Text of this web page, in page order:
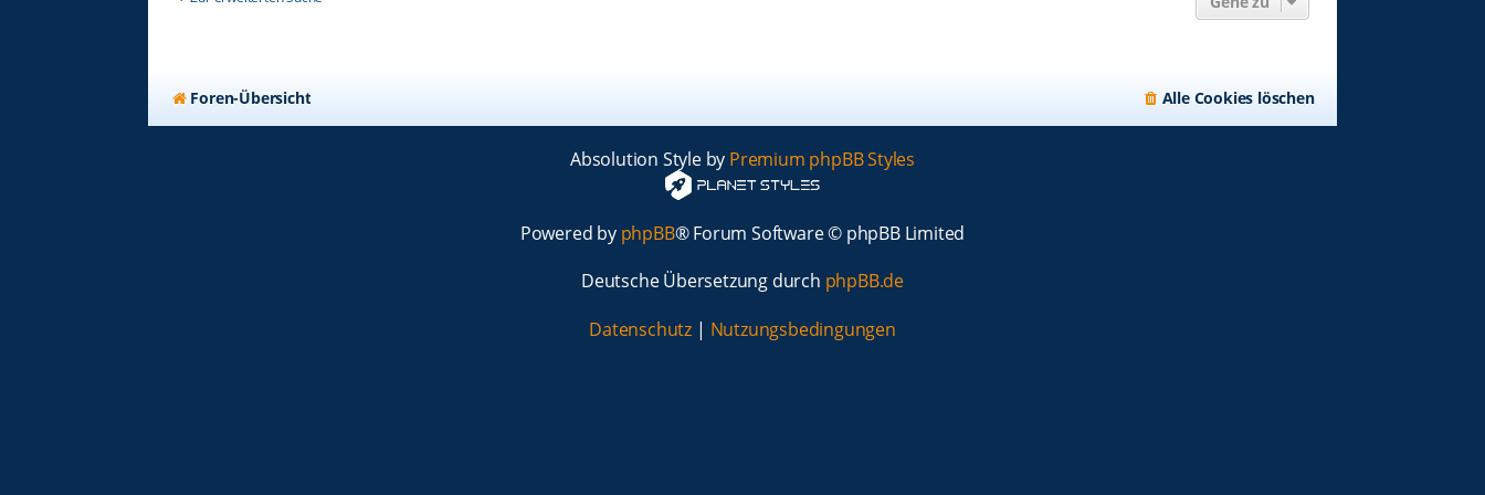
Foren-Übersicht Alle Cookies löschen
Absolution Style by Premium phpBB Styles
Powered by phpBB® Forum Software © phpBB Limited
Deutsche Übersetzung durch phpBB.de
Datenschutz | Nutzungsbedingungen